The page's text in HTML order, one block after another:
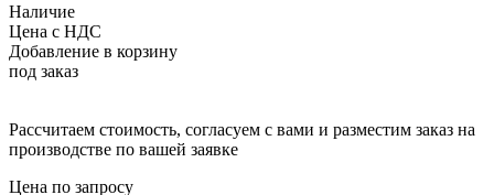
Наличие
Цена с НДС
Добавление в корзину
под заказ
Рассчитаем стоимость, согласуем с вами и разместим заказ на
производстве по вашей заявке
Цена по запросу